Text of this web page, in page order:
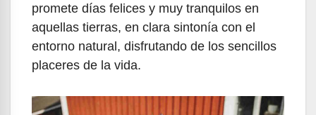
promete días felices y muy tranquilos en
aquellas tierras, en clara sintonía con el
entorno natural, disfrutando de los sencillos
placeres de la vida.